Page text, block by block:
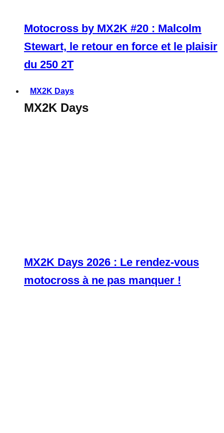
Motocross by MX2K #20 : Malcolm
Stewart, le retour en force et le plaisir
du 250 2T
MX2K Days
MX2K Days
MX2K Days 2026 : Le rendez-vous
motocross à ne pas manquer !